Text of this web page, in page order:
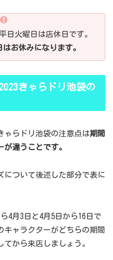
日火曜日は店休日です。
お休みになります。
きゃらドリ池袋の
ゃらドリ池袋の注意点は期間
違うことです。
について後述した部分で表に
4月3日と4月5日から16日で
キャラクターがどちらの期間
から来店しましょう。